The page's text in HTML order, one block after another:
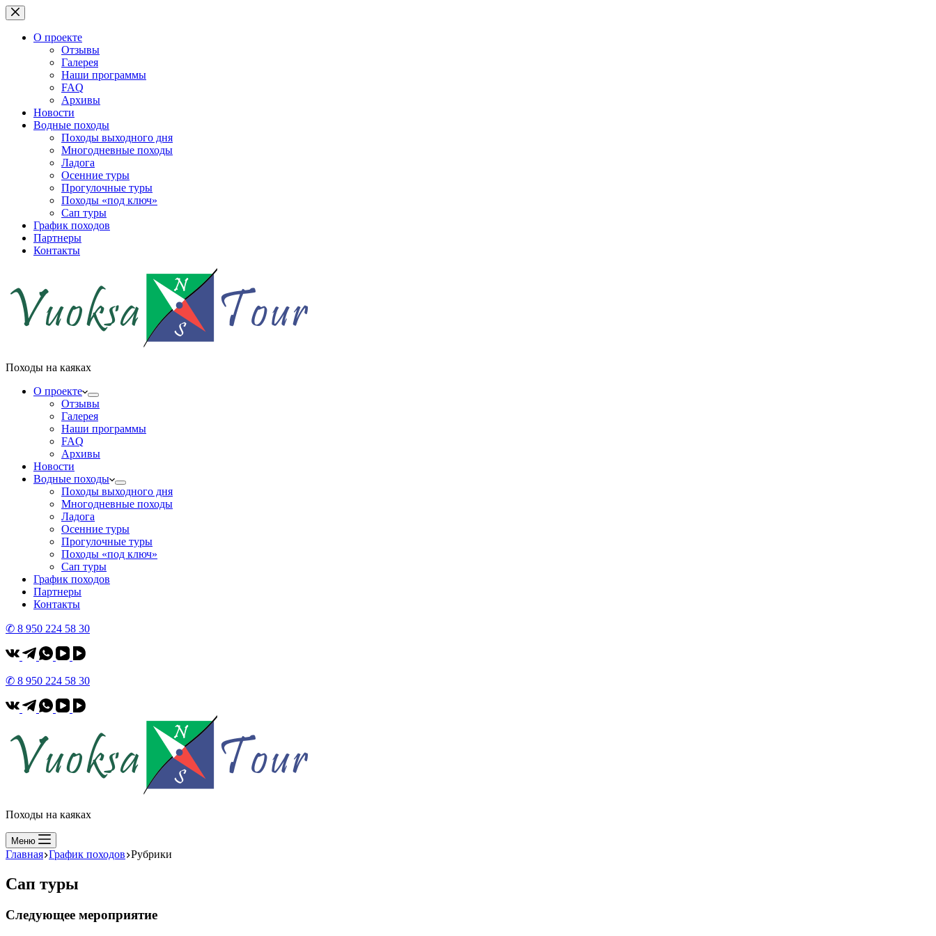
Перейти
к
сути
О проекте
Отзывы
Галерея
Наши программы
FAQ
Архивы
Новости
Водные походы
Походы выходного дня
Многодневные походы
Ладога
Осенние туры
Прогулочные туры
Походы «под ключ»
Сап туры
График походов
Партнеры
Контакты
Походы на каяках
О проекте
Отзывы
Галерея
Наши программы
FAQ
Архивы
Новости
Водные походы
Походы выходного дня
Многодневные походы
Ладога
Осенние туры
Прогулочные туры
Походы «под ключ»
Сап туры
График походов
Партнеры
Контакты
✆ 8 950 224 58 30
✆ 8 950 224 58 30
Походы на каяках
Меню
Главная График походов Рубрики
Сап туры
Следующее мероприятие